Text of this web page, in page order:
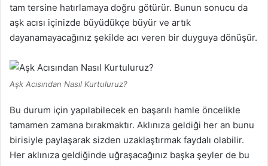
tam tersine hatırlamaya doğru götürür. Bunun sonucu da
aşk acısı içinizde büyüdükçe büyür ve artık
dayanamayacağınız şekilde acı veren bir duyguya dönüşür.
Aşk Acısından Nasıl Kurtuluruz?
Bu durum için yapılabilecek en başarılı hamle öncelikle
tamamen zamana bırakmaktır. Aklınıza geldiği her an bunu
birisiyle paylaşarak sizden uzaklaştırmak faydalı olabilir.
Her aklınıza geldiğinde uğraşacağınız başka şeyler de bu